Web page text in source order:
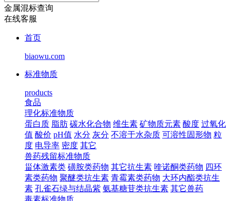
金属混标查询
在线客服
首页
biaowu.com
标准物质
products
食品
理化标准物质
蛋白质 脂肪 碳水化合物 维生素 矿物质元素 酸度 过氧化
值 酸价 pH值 水分 灰分 不溶于水杂质 可溶性固形物 粒
度 电导率 密度 其它
兽药残留标准物质
甾体激素类 磺胺类药物 其它抗生素 喹诺酮类药物 四环
素类药物 聚醚类抗生素 青霉素类药物 大环内酯类抗生
素 孔雀石绿与结晶紫 氨基糖苷类抗生素 其它兽药
毒素标准物质